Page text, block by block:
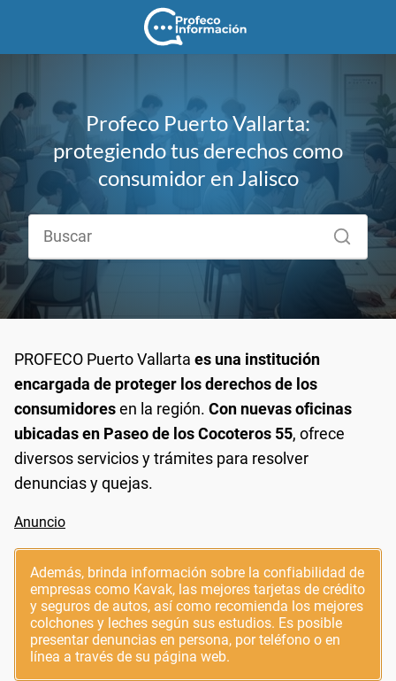
Profeco Puerto Vallarta:
protegiendo tus derechos como
consumidor en Jalisco
PROFECO Puerto Vallarta es una institución
encargada de proteger los derechos de los
consumidoresen la región. Con nuevas oficinas
ubicadas en Paseo de los Cocoteros 55, ofrece
diversos servicios y trámites para resolver
denuncias y quejas.
Además, brinda información sobre la confiabilidad de
empresas como Kavak, las mejores tarjetas de crédito
y seguros de autos, así como recomienda los mejores
colchones y leches según sus estudios. Es posible
presentar denuncias en persona, por teléfono o en
línea a través de su página web.